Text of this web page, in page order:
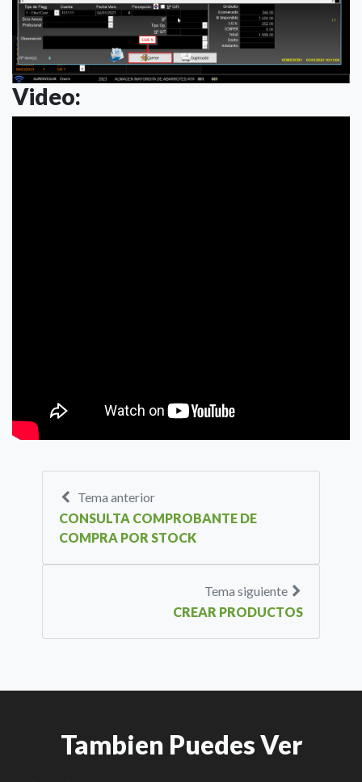
Video:
Tema anterior
CONSULTA COMPROBANTE DE
COMPRA POR STOCK
Tema siguiente
CREAR PRODUCTOS
Tambien Puedes Ver